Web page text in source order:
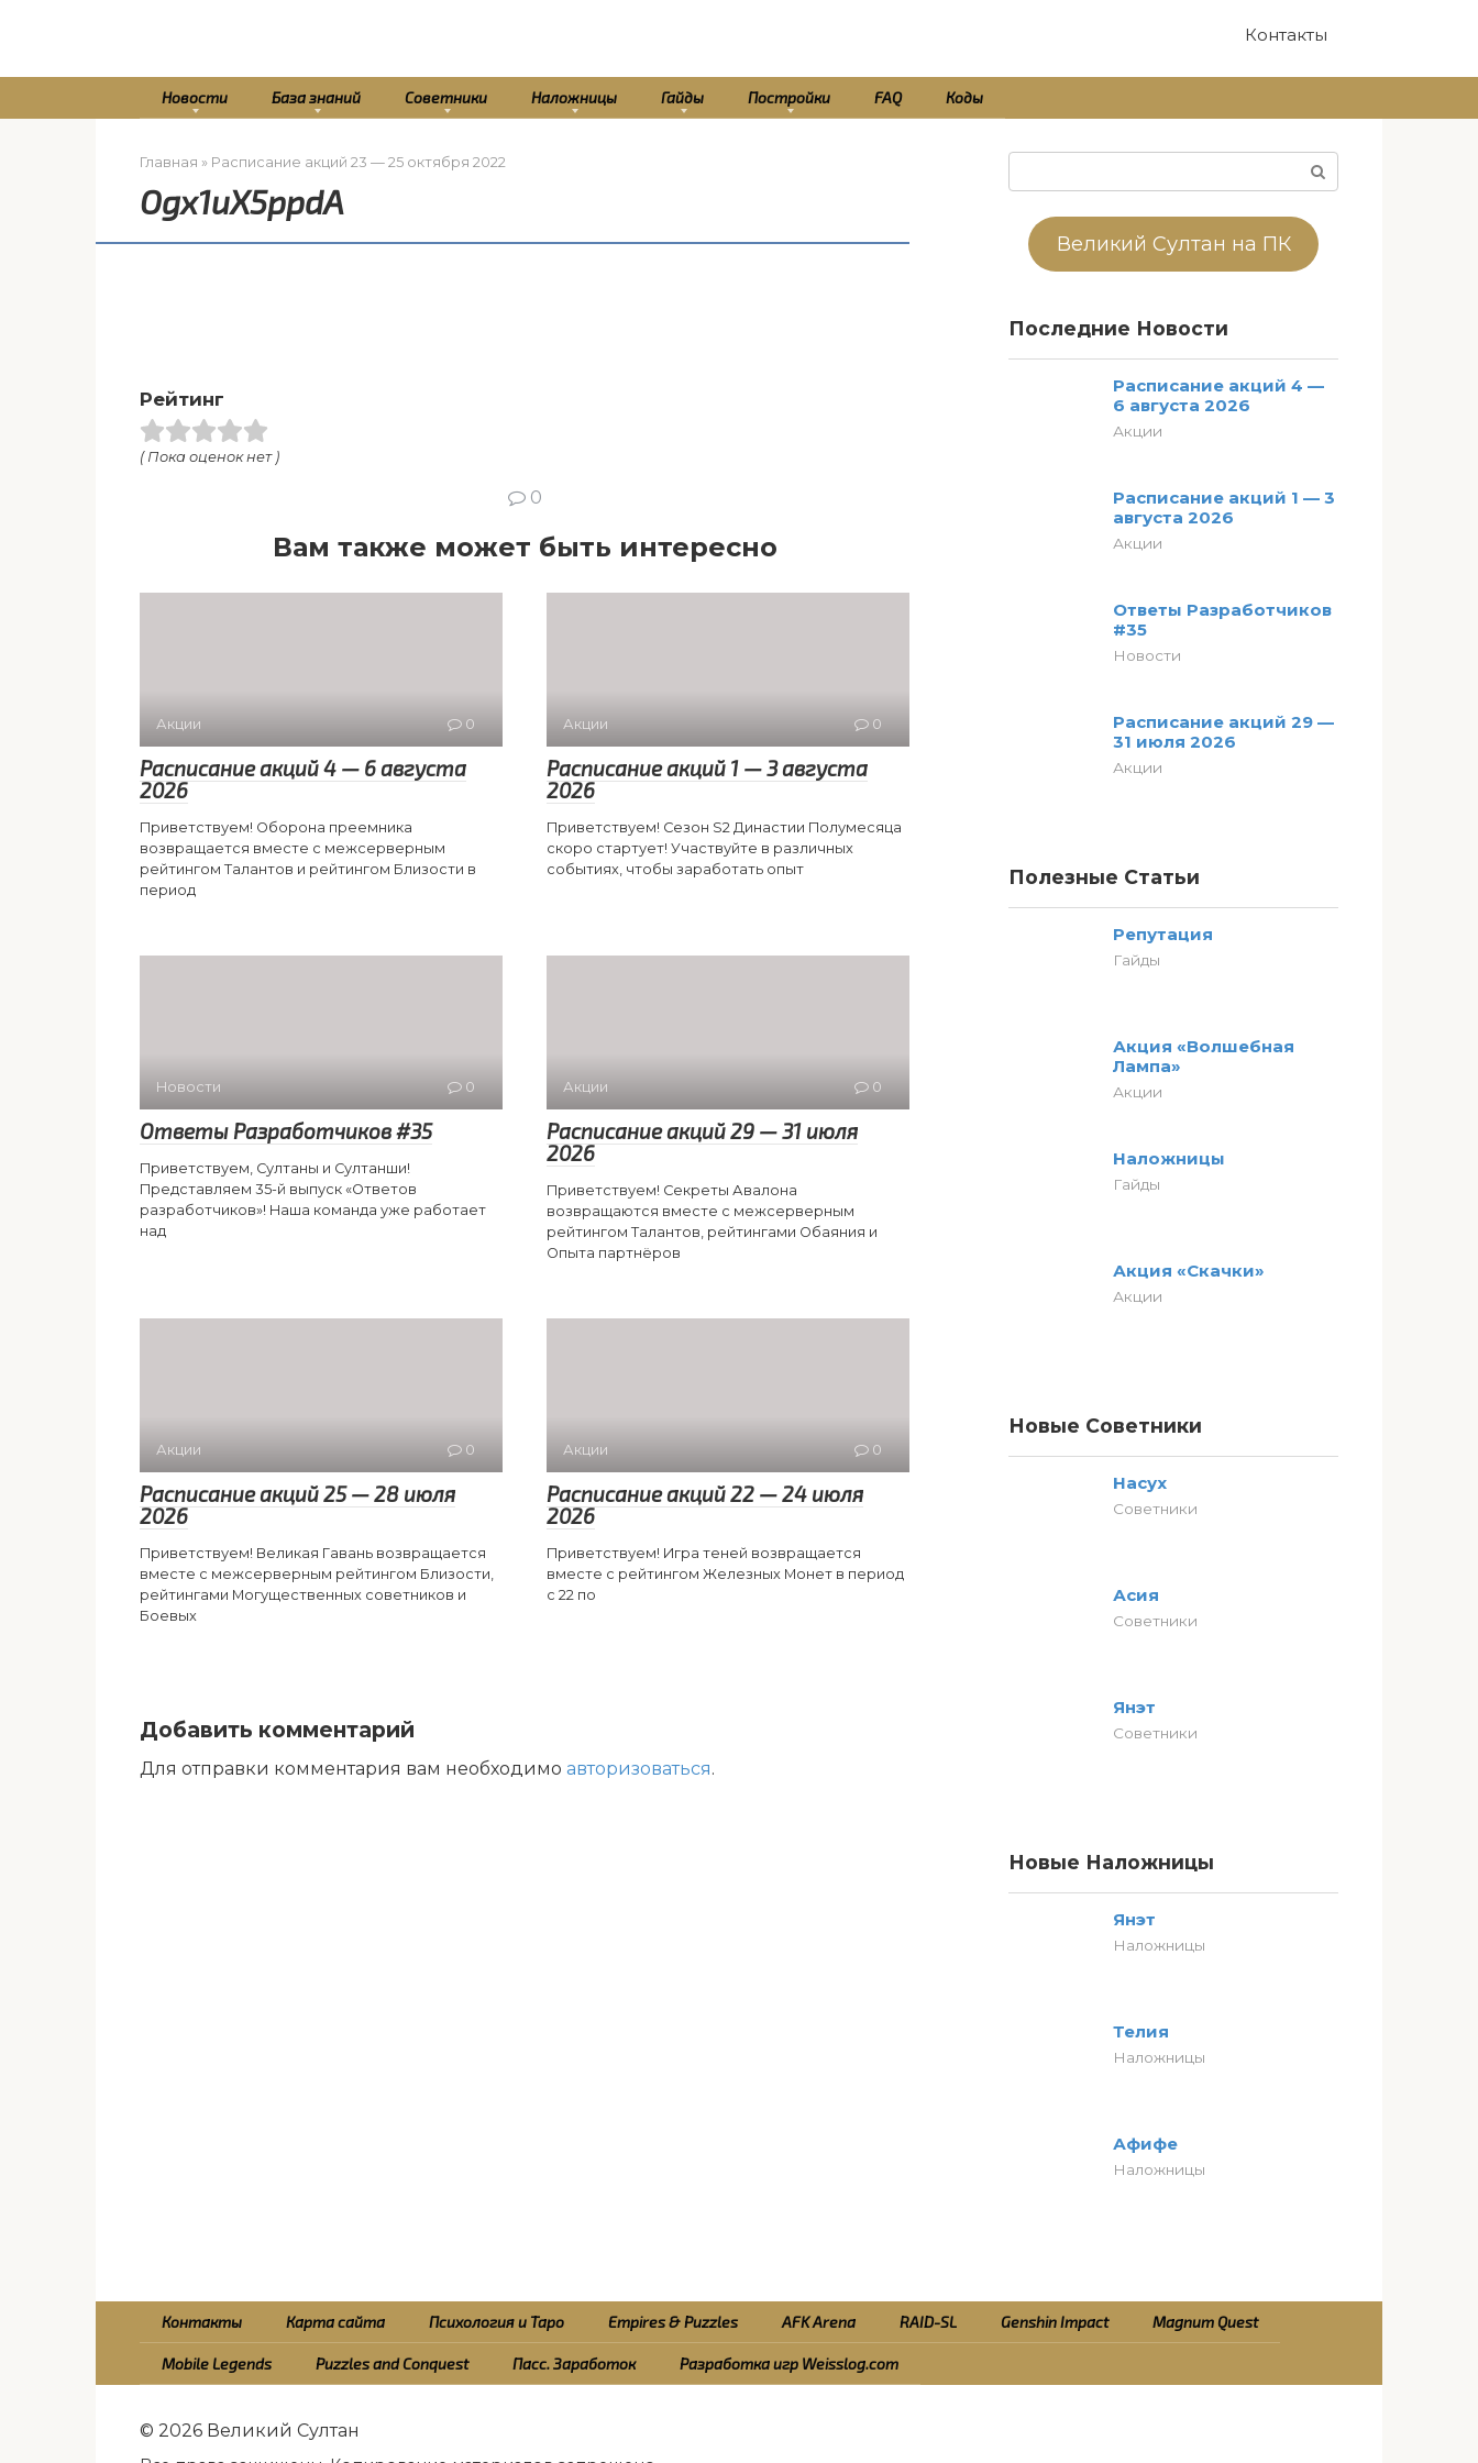
Контакты
Новости База знаний Советники Наложницы Гайды Постройки FAQ Коды
Главная » Расписание акций 23 — 25 октября 2022
Ogx1uX5ppdA
Рейтинг
( Пока оценок нет )
0
Вам также может быть интересно
Акции 0
Расписание акций 4 — 6 августа
2026
Приветствуем! Оборона преемника
возвращается вместе с межсерверным
рейтингом Талантов и рейтингом Близости в
период
Акции 0
Расписание акций 1 — 3 августа
2026
Приветствуем! Сезон S2 Династии Полумесяца
скоро стартует! Участвуйте в различных
событиях, чтобы заработать опыт
Новости 0
Ответы Разработчиков #35
Приветствуем, Султаны и Султанши!
Представляем 35-й выпуск «Ответов
разработчиков»! Наша команда уже работает
над
Акции 0
Расписание акций 29 — 31 июля
2026
Приветствуем! Секреты Авалона
возвращаются вместе с межсерверным
рейтингом Талантов, рейтингами Обаяния и
Опыта партнёров
Акции 0
Расписание акций 25 — 28 июля
2026
Приветствуем! Великая Гавань возвращается
вместе с межсерверным рейтингом Близости,
рейтингами Могущественных советников и
Боевых
Акции 0
Расписание акций 22 — 24 июля
2026
Приветствуем! Игра теней возвращается
вместе с рейтингом Железных Монет в период
с 22 по
Добавить комментарий
Для отправки комментария вам необходимо авторизоваться.
Великий Султан на ПК
Последние Новости
Расписание акций 4 —
6 августа 2026
Акции
Расписание акций 1 — 3
августа 2026
Акции
Ответы Разработчиков
#35
Новости
Расписание акций 29 —
31 июля 2026
Акции
Полезные Статьи
Репутация
Гайды
Акция «Волшебная
Лампа»
Акции
Наложницы
Гайды
Акция «Скачки»
Акции
Новые Советники
Насух
Советники
Асия
Советники
Янэт
Советники
Новые Наложницы
Янэт
Наложницы
Телия
Наложницы
Афифе
Наложницы
Контакты Карта сайта Психология и Таро Empires & Puzzles AFK Arena RAID-SL Genshin Impact Magnum Quest
Mobile Legends Puzzles and Conquest Пасс. Заработок Разработка игр Weisslog.com
© 2026 Великий Султан